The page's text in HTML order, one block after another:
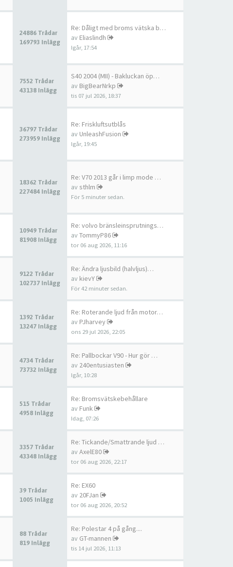
24886 Trådar
169793 Inlägg
Re: Dåligt med broms vätska b…
av Eliaslindh
Igår, 17:54
7552 Trådar
43138 Inlägg
S40 2004 (MII) - Bakluckan öp…
av BigBearNrkp
tis 07 jul 2026, 18:37
36797 Trådar
273959 Inlägg
Re: Friskluftsutblås
av UnleashFusion
Igår, 19:45
18362 Trådar
227484 Inlägg
Re: V70 2013 går i limp mode …
av sthlm
För 5 minuter sedan.
10949 Trådar
81908 Inlägg
Re: volvo bränsleinsprutnings…
av TommyP86
tor 06 aug 2026, 11:16
9122 Trådar
102737 Inlägg
Re: Ändra ljusbild (halvljus)…
av kievY
För 42 minuter sedan.
1392 Trådar
13247 Inlägg
Re: Roterande ljud från motor…
av PJharvey
ons 29 jul 2026, 22:05
4734 Trådar
73732 Inlägg
Re: Pallbockar V90 - Hur gör …
av 240entusiasten
Igår, 10:28
515 Trådar
4958 Inlägg
Re: Bromsvätskebehållare
av Funk
Idag, 07:26
3357 Trådar
43348 Inlägg
Re: Tickande/Smattrande ljud …
av AxelE80
tor 06 aug 2026, 22:17
39 Trådar
1005 Inlägg
Re: EX60
av 20FJan
tor 06 aug 2026, 20:52
88 Trådar
819 Inlägg
Re: Polestar 4 på gång....
av GT-mannen
tis 14 jul 2026, 11:13